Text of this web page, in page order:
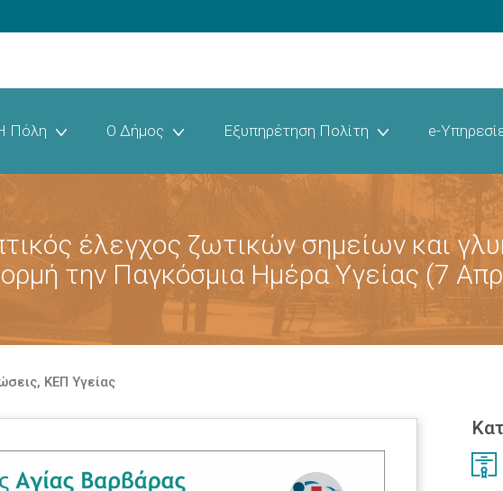
Πόλη Ο Δήμος Εξυπηρέτηση Πολίτη e-
έλεγχος ζωτικών σημείων και
την Παγκόσμια Ημέρα Υγείας (7
, ΚΕΠ Υγείας